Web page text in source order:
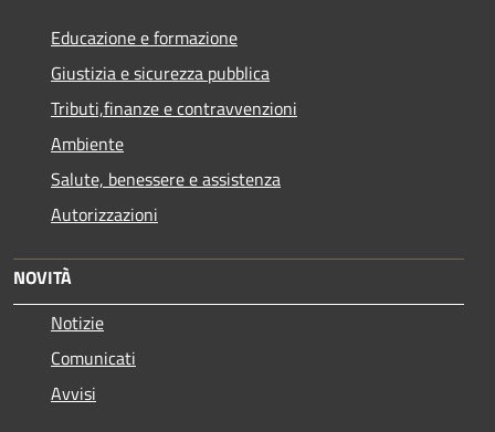
Educazione e formazione
Giustizia e sicurezza pubblica
Tributi,finanze e contravvenzioni
Ambiente
Salute, benessere e assistenza
Autorizzazioni
NOVITÀ
Notizie
Comunicati
Avvisi